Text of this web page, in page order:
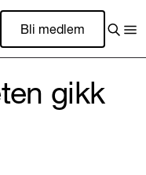
Bli medlem
gikk